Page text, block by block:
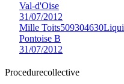
Val-d'Oise
31/07/2012
Mille Toits509304630
Pontoise B
31/07/2012
Procedurecollective